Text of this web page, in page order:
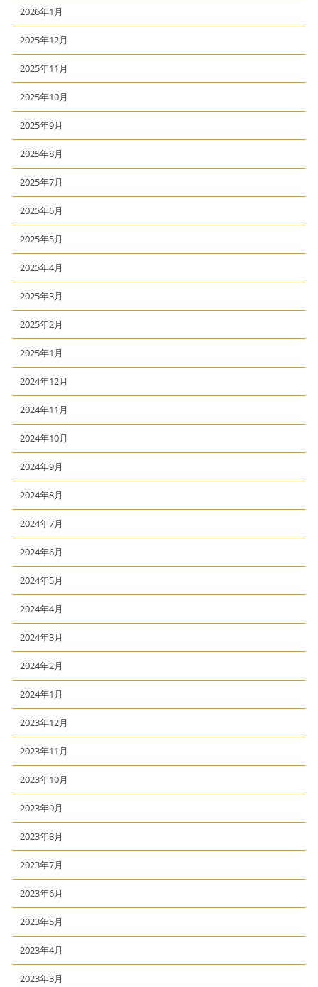
2026年1月
2025年12月
2025年11月
2025年10月
2025年9月
2025年8月
2025年7月
2025年6月
2025年5月
2025年4月
2025年3月
2025年2月
2025年1月
2024年12月
2024年11月
2024年10月
2024年9月
2024年8月
2024年7月
2024年6月
2024年5月
2024年4月
2024年3月
2024年2月
2024年1月
2023年12月
2023年11月
2023年10月
2023年9月
2023年8月
2023年7月
2023年6月
2023年5月
2023年4月
2023年3月